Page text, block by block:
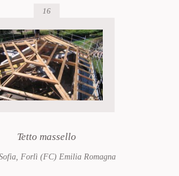
16
Tetto massello
Forlì (FC) Emilia Romagna